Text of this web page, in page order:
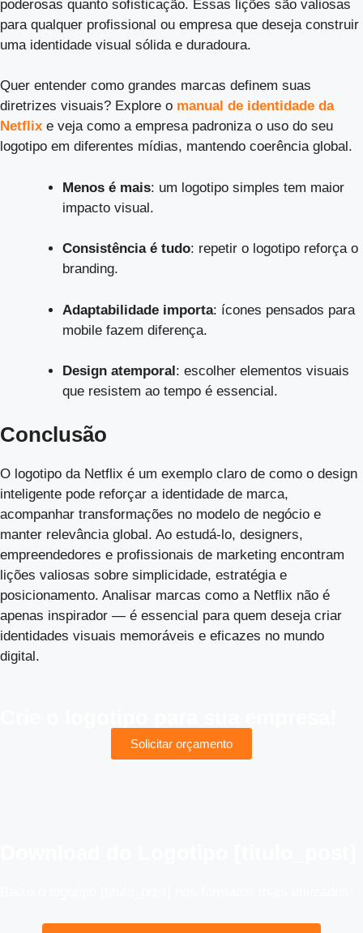
poderosas quanto sofisticação. Essas lições são valiosas
para qualquer profissional ou empresa que deseja construir
uma identidade visual sólida e duradoura.
Quer entender como grandes marcas definem suas
diretrizes visuais? Explore o manual de identidade da
Netflix e veja como a empresa padroniza o uso do seu
logotipo em diferentes mídias, mantendo coerência global.
Menos é mais: um logotipo simples tem maior
impacto visual.
Consistência é tudo: repetir o logotipo reforça o
branding.
Adaptabilidade importa: ícones pensados para
mobile fazem diferença.
Design atemporal: escolher elementos visuais
que resistem ao tempo é essencial.
Conclusão
O logotipo da Netflix é um exemplo claro de como o design
inteligente pode reforçar a identidade de marca,
acompanhar transformações no modelo de negócio e
manter relevância global. Ao estudá-lo, designers,
empreendedores e profissionais de marketing encontram
lições valiosas sobre simplicidade, estratégia e
posicionamento. Analisar marcas como a Netflix não é
apenas inspirador — é essencial para quem deseja criar
identidades visuais memoráveis e eficazes no mundo
digital.
Solicitar orçamento